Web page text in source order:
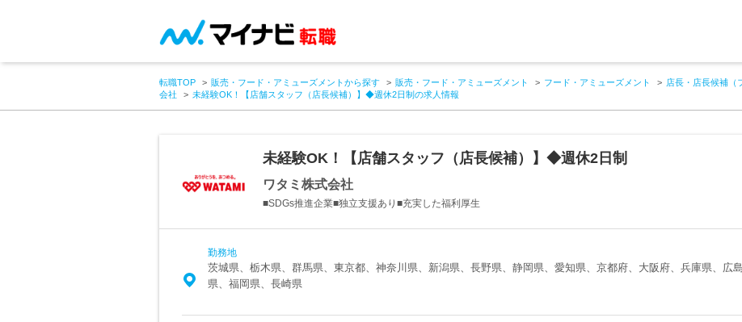
転職TOP 販売・フード・アミューズメントから探す 販売・フード・アミューズメント フード・アミューズメント 店長・店長候補（
会社
未経験OK！【店舗スタッフ（店長候補）】◆週休2日制の求人情報
未経験OK！【店舗スタッフ（店長候補）】◆週休2日制
ワタミ株式会社
■SDGs推進企業■独立支援あり■充実した福利厚生
勤務地
茨城県、栃木県、群馬県、東京都、神奈川県、新潟県、長野県、静岡県、愛知県、京都府、大阪府、兵庫県、広
県、福岡県、長崎県